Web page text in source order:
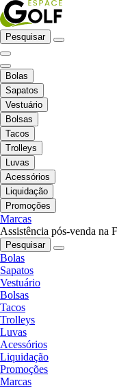
Pesquisar
Bolas
Sapatos
Vestuário
Bolsas
Tacos
Trolleys
Luvas
Acessórios
Liquidação
Promoções
Marcas
Assistência pós-venda na
Pesquisar
Bolas
Sapatos
Vestuário
Bolsas
Tacos
Trolleys
Luvas
Acessórios
Liquidação
Promoções
Marcas